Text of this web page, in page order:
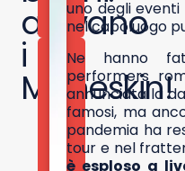
arrivano
i
Maneskin!
uno degli
nel capoluogo
Ne hanno
performers
annunciata la
famosi, ma
pandemia ha
tour e nel
è esploso a